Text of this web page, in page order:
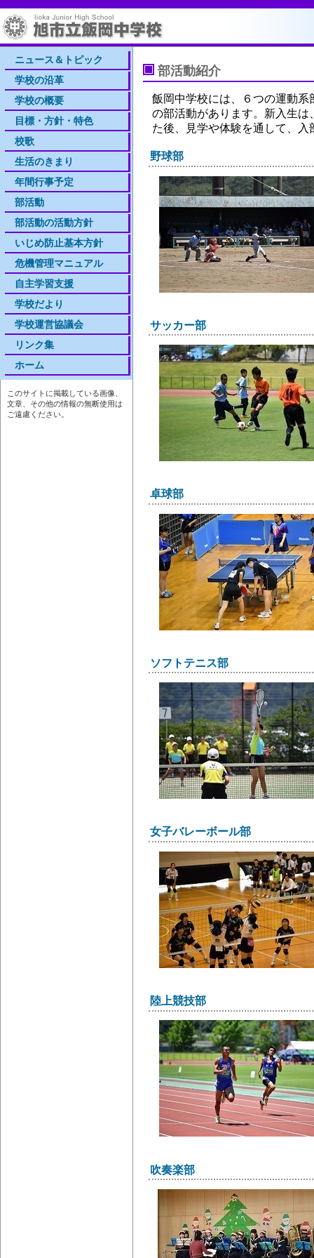
ニュース＆トピック
学校の沿革
学校の概要
目標・方針・特色
校歌
生活のきまり
年間行事予定
部活動
部活動の活動方針
いじめ防止基本方針
危機管理マニュアル
自主学習支援
学校だより
学校運営協議会
リンク集
ホーム
このサイトに掲載している画像、
文章、その他の情報の無断使用は
ご遠慮ください。
部活動紹介
飯岡中学校には、６つの運動
の部活動があります。新入生
た後、見学や体験を通して、
野球部
サッカー部
卓球部
ソフトテニス部
女子バレーボール部
陸上競技部
吹奏楽部